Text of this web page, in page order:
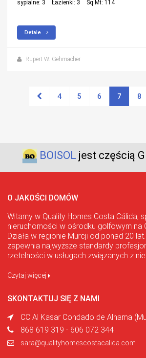
sypialne: 3
Łazienki: 3 Sq Mt: 114
Detale
Rupert W. Gehmacher
4 5 6 7 8
BOISOLjest częścią
O JAKOŚCI DOMÓW
Witamy w Quality Homes Costa Cálida,
nieruchomości w ośrodku golfowym na
Działa w regionie Murcji od ponad 20 lat.
zapewnia najwyższe standardy
rzetelności w usługach związanych z
Czytaj więcej
SKONTAKTUJ SIĘ Z NAMI
CC Al Kasar Condado de Alhama
868 619 319 - 606 072 344
sara@qualityhomescostacalida.com